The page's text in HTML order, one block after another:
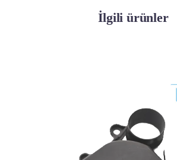
İlgili ürünler